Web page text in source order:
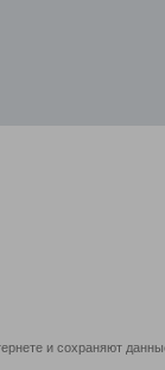
и сохраняют